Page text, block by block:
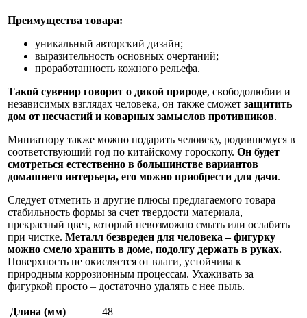
Преимущества товара:
уникальный авторский дизайн;
выразительность основных очертаний;
проработанность кожного рельефа.
Такой сувенир говорит о дикой природе, свободолюбии и
независимых взглядах человека, он также сможет защитить
дом от несчастий и коварных замыслов противников.
Миниатюру также можно подарить человеку, родившемуся в
соответствующий год по китайскому гороскопу. Он будет
смотреться естественно в большинстве вариантов
домашнего интерьера, его можно приобрести для дачи.
Следует отметить и другие плюсы предлагаемого товара –
стабильность формы за счет твердости материала,
прекрасный цвет, который невозможно смыть или ослабить
при чистке. Металл безвреден для человека – фигурку
можно смело хранить в доме, подолгу держать в руках.
Поверхность не окисляется от влаги, устойчива к
природным коррозионным процессам. Ухаживать за
фигуркой просто – достаточно удалять с нее пыль.
Длина (мм)
48